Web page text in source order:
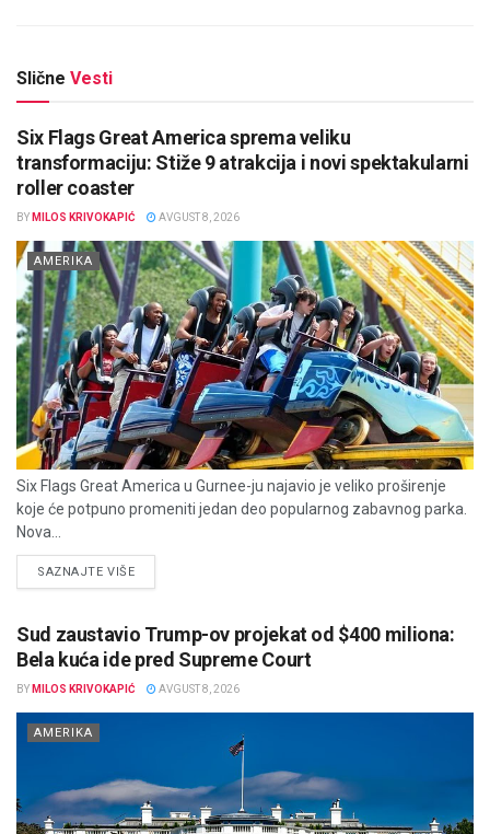
Slične Vesti
Six Flags Great America sprema veliku
transformaciju: Stiže 9 atrakcija i novi spektakularni
roller coaster
BY MILOS KRIVOKAPIĆ AVGUST 8, 2026
AMERIKA
Six Flags Great America u Gurnee-ju najavio je veliko proširenje
koje će potpuno promeniti jedan deo popularnog zabavnog parka.
Nova...
SAZNAJTE VIŠEDETAILS
Sud zaustavio Trump-ov projekat od $400 miliona:
Bela kuća ide pred Supreme Court
BY MILOS KRIVOKAPIĆ AVGUST 8, 2026
AMERIKA